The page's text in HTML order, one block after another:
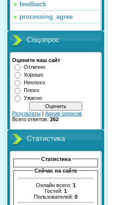
feedback
processing_agree
Соцопрос
Оцените наш сайт
Отлично
Хорошо
Неплохо
Плохо
Ужасно
Результаты | Архив опросов
Всего ответов: 262
Статистика
Статистика
Сейчас на сайте
Онлайн всего: 1
Гостей: 1
Пользователей: 0